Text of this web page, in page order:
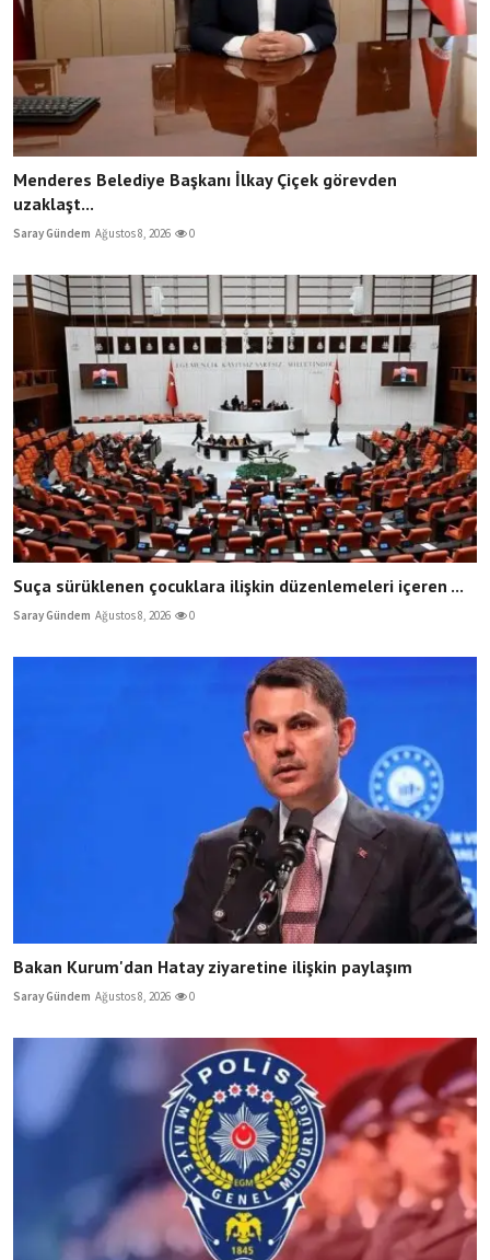
Menderes Belediye Başkanı İlkay Çiçek görevden
uzaklaşt...
Saray Gündem Ağustos 8, 2026 0
Suça sürüklenen çocuklara ilişkin düzenlemeleri içeren ...
Saray Gündem Ağustos 8, 2026 0
Bakan Kurum'dan Hatay ziyaretine ilişkin paylaşım
Saray Gündem Ağustos 8, 2026 0